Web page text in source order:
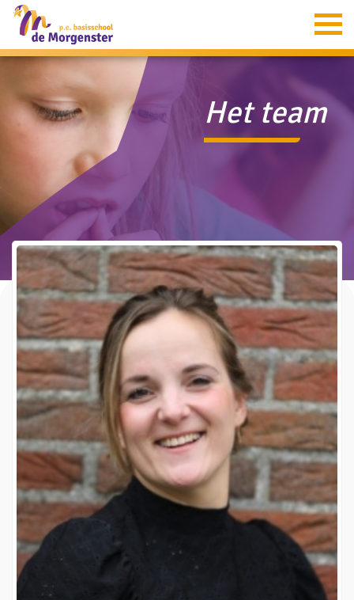
Home
Informatie
Groepen
Aanmelding
Contact
Het team